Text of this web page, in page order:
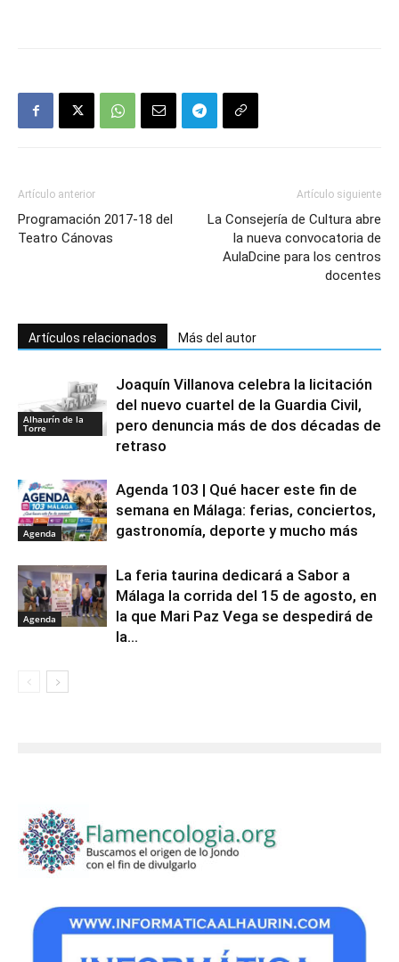
Artículo anterior
Programación 2017-18 del
Teatro Cánovas
Artículo siguiente
La Consejería de Cultura abre
la nueva convocatoria de
AulaDcine para los centros
docentes
Artículos relacionados Más del autor
Alhaurín de la
Torre
Joaquín Villanova celebra la licitación
del nuevo cuartel de la Guardia Civil,
pero denuncia más de dos décadas de
retraso
Agenda
Agenda 103 | Qué hacer este fin de
semana en Málaga: ferias, conciertos,
gastronomía, deporte y mucho más
Agenda
La feria taurina dedicará a Sabor a
Málaga la corrida del 15 de agosto, en
la que Mari Paz Vega se despedirá de
la...